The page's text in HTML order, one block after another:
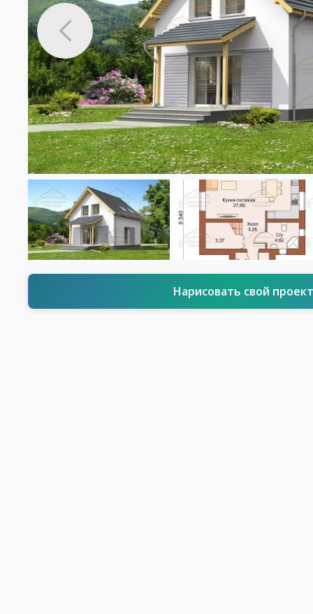
Нарисовать свой проект